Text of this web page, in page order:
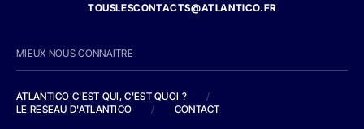
TOUSLESCONTACTS@ATLANTICO.FR
MIEUX NOUS CONNAITRE
ATLANTICO C'EST QUI, C'EST QUOI ?
/
LE RESEAU D'ATLANTICO
/ CONTACT